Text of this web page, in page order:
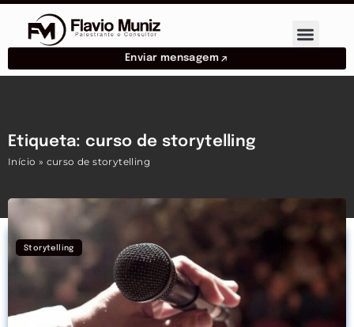
Enviar mensagem
Etiqueta: curso de storytelling
Início » curso de storytelling
Storytelling